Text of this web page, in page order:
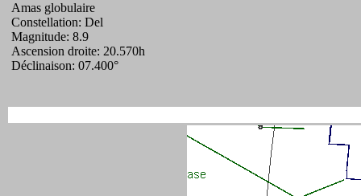
Amas globulaire
Constellation: Del
Magnitude: 8.9
Ascension droite: 20.570h
Déclinaison: 07.400°